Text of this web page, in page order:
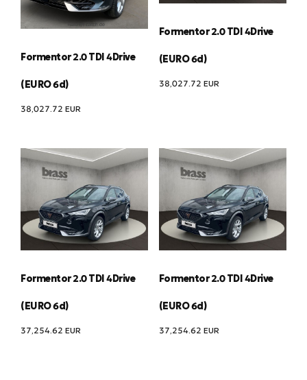
Formentor 2.0 TDI 4Drive
(EURO 6d)
38,027.72 EUR
Formentor 2.0 TDI 4Drive
(EURO 6d)
38,027.72 EUR
Formentor 2.0 TDI 4Drive
(EURO 6d)
37,254.62 EUR
Formentor 2.0 TDI 4Drive
(EURO 6d)
37,254.62 EUR